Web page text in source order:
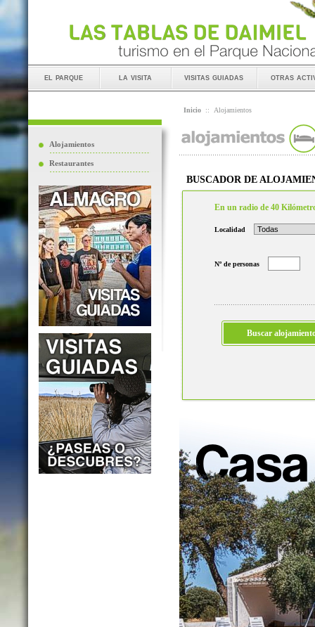
el parque la visita visitas guiadas otras
Alojamientos
Restaurantes
Inicio :: Alojamientos
BUSCADOR DE
En un radio de 40
Localidad
Nº de personas